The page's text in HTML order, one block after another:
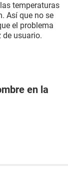
temperaturas
Así que no se
el problema
de usuario.
en la